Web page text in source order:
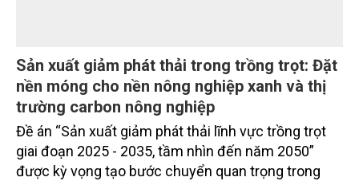
Sản xuất giảm phát thải trong trồng trọt: Đặt
nền móng cho nền nông nghiệp xanh và thị
trường carbon nông nghiệp
Đề án “Sản xuất giảm phát thải lĩnh vực trồng trọt
giai đoạn 2025 - 2035, tầm nhìn đến năm 2050”
được kỳ vọng tạo bước chuyển quan trọng trong